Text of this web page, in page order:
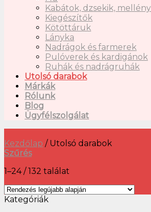
Kabátok, dzsekik,
Kiegészítők
Kötöttáruk
Lányka
Nadrágok és farmerek
Pulóverek és kardigánok
Ruhák és nadrágruhák
Utolsó darabok
Márkák
Rólunk
Blog
Ügyfélszolgálat
Kezdőlap /Utolsó darabok
Szűrés
1–24 / 132 találat
Kategóriák